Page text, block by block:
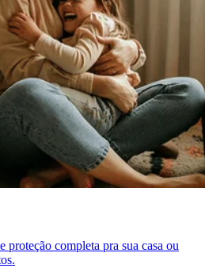
proteção completa pra sua casa ou